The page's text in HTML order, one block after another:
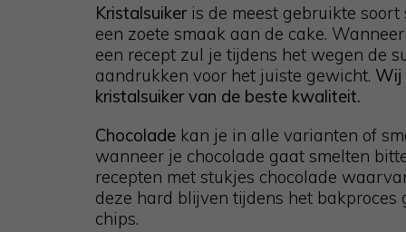
Kristalsuiker is de meest gebruikte
een zoete smaak aan de cake.
een recept zul je tijdens het wegen de
aandrukken voor het juiste gewicht. Wij
kristalsuiker van de beste kwaliteit.
Chocolade kan je in alle varianten of
wanneer je chocolade gaat smelten
recepten met stukjes chocolade
deze hard blijven tijdens het bakproces
chips.